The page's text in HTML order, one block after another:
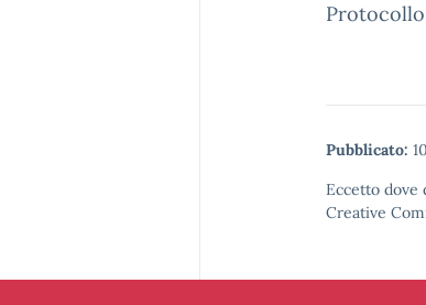
Pubblicato:
Eccetto dove
Creative